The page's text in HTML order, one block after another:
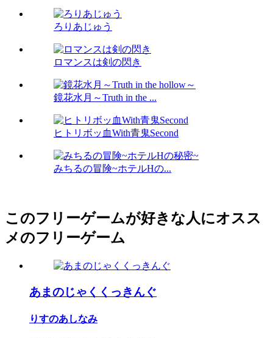
ろりあじゅう
ロマンスは剣の閃き
鏡花水月～Truth in the ...
ヒトリボッ血With青鬼Second
みちるの冒険~ホテルHの...
このフリーゲームが好きな人にオスス
メのフリーゲーム
あまのじゃくくっきんぐ
りすのあしなみ